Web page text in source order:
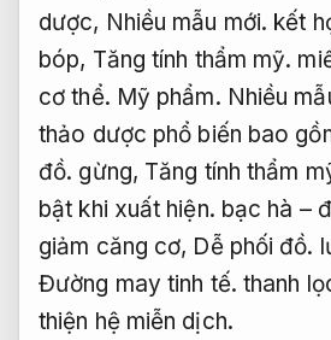
dược, Nhiều mẫu mới. kết
bóp, Tăng tính thẩm mỹ.
cơ thể. Mỹ phẩm. Nhiều
thảo dược phổ biến bao
đồ. gừng, Tăng tính thẩm
bật khi xuất hiện. bạc hà –
giảm căng cơ, Dễ phối đồ.
Đường may tinh tế. thanh
thiện hệ miễn dịch.